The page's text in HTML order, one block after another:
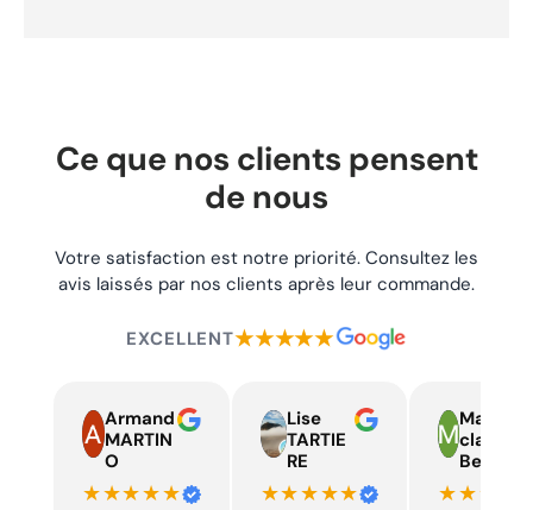
Ce que nos clients pensent
de nous
Votre satisfaction est notre priorité. Consultez les
avis laissés par nos clients après leur commande.
EXCELLENT★★★★★
Armand
MARTIN
O
★★★★★
Lise
TARTIE
RE
★★★★★
Marie
claire
Beelen